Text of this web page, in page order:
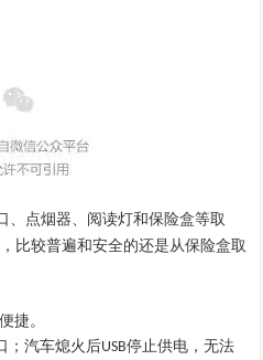
、点烟器、阅读灯和保险盒等取
比较普遍和安全的还是从保险盒取
便捷。
；汽车熄火 后USB停止供电，无法